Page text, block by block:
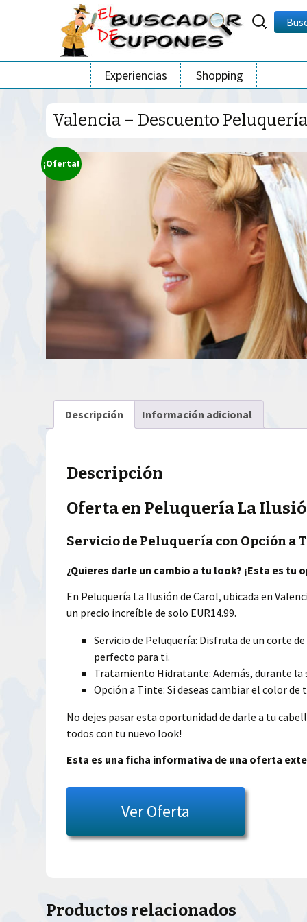
Buscar
por:
Ir
al
contenido
Experiencias Shopping
Valencia – Descuento
¡Oferta!
Descripción Información adicional
Descripción
Oferta en Peluquería La
Servicio de Peluquería con Opción a
¿Quieres darle un cambio a tu look? ¡Esta es tu
En Peluquería La Ilusión de Carol, ubicada en
un precio increíble de solo EUR14.99.
Servicio de Peluquería: Disfruta de un corte
perfecto para ti.
Tratamiento Hidratante: Además, durante
Opción a Tinte: Si deseas cambiar el color
No dejes pasar esta oportunidad de darle a tu
todos con tu nuevo look!
Esta es una ficha informativa de una oferta
Ver Oferta
Productos relacionados